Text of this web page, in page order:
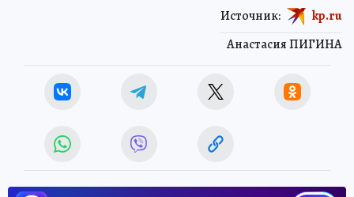
Анастасия ПИГИНА
Источник: kp.ru